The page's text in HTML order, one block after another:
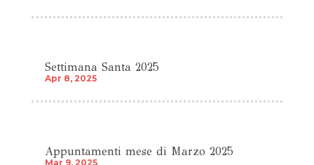
Settimana Santa 2025
Apr 8, 2025
Appuntamenti mese di Marzo 2025
Mar 9, 2025